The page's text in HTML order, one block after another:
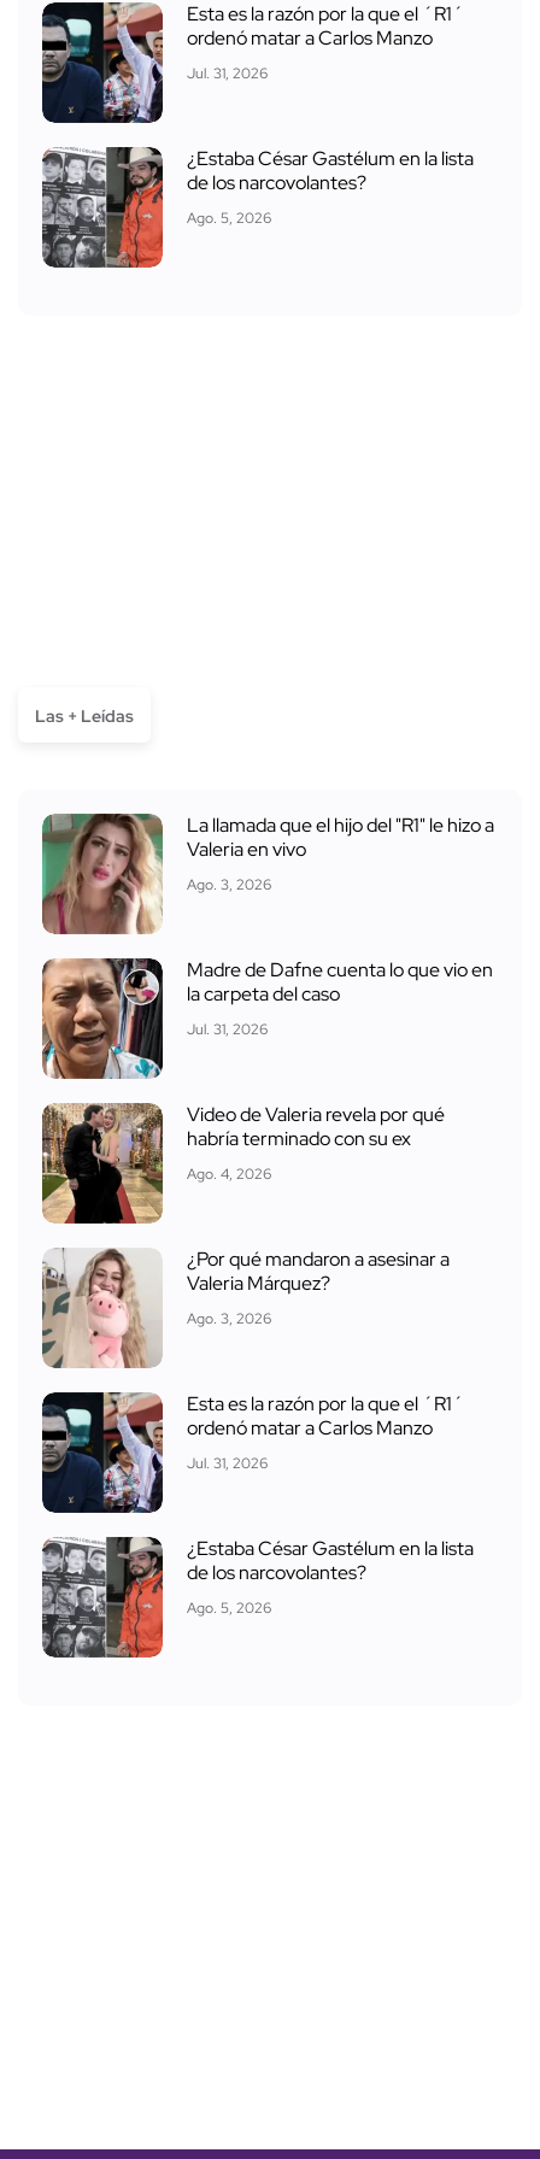
Esta es la razón por la que el ´R1´
ordenó matar a Carlos Manzo
Jul. 31, 2026
¿Estaba César Gastélum en la lista
de los narcovolantes?
Ago. 5, 2026
Las + Leídas
La llamada que el hijo del "R1" le hizo a
Valeria en vivo
Ago. 3, 2026
Madre de Dafne cuenta lo que vio en
la carpeta del caso
Jul. 31, 2026
Video de Valeria revela por qué
habría terminado con su ex
Ago. 4, 2026
¿Por qué mandaron a asesinar a
Valeria Márquez?
Ago. 3, 2026
Esta es la razón por la que el ´R1´
ordenó matar a Carlos Manzo
Jul. 31, 2026
¿Estaba César Gastélum en la lista
de los narcovolantes?
Ago. 5, 2026